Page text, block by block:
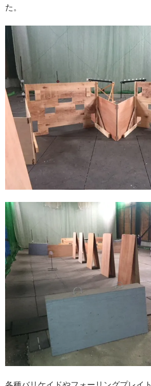
た。
各種バリケイドやフォーリングプレイ